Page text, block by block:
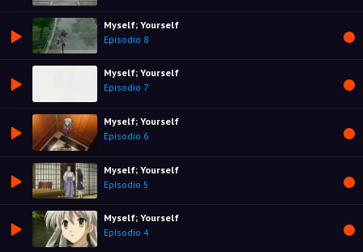
Myself; Yourself
Episodio 8
Myself; Yourself
Episodio 7
Myself; Yourself
Episodio 6
Myself; Yourself
Episodio 5
Myself; Yourself
Episodio 4